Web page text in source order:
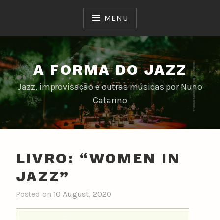
MENU
A FORMA DO JAZZ
Jazz, improvisação e outras músicas por Nuno
Catarino
LIVRO: “WOMEN IN
JAZZ”
Posted on 10 August, 2020
y